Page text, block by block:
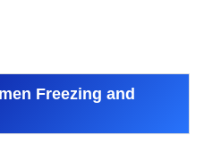
Freezing and